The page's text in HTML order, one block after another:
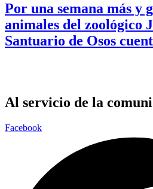
Por una semana más y
animales del zoológico
Santuario de Osos
Al servicio de la
Facebook